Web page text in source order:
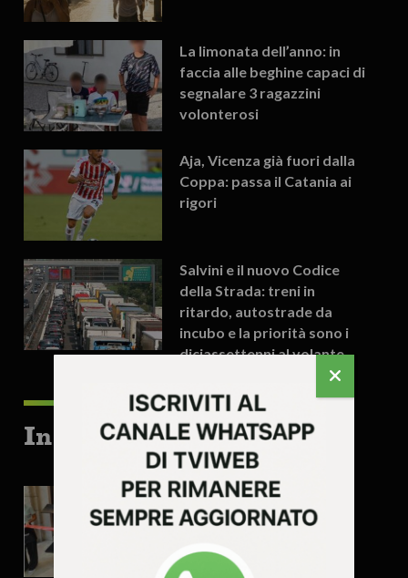
La limonata dell’anno: in
faccia alle beghine capaci di
segnalare 3 ragazzini
volonterosi
Aja, Vicenza già fuori dalla
Coppa: passa il Catania ai
rigori
Salvini e il nuovo Codice
della Strada: treni in
ritardo, autostrade da
incubo e la priorità sono i
diciassettenni al volante
In evidenza
Vicenza riapre la Triestina